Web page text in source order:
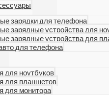
зарядки для телефона
зарядные устройства для
зарядные устройства для
для телефона
для ноутбуков
для планшетов
для монитора